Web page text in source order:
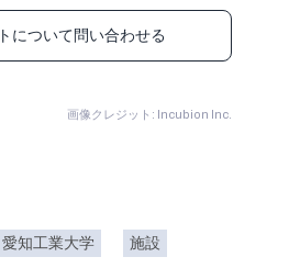
について問い合わせる
画像クレジット: Incubion Inc.
愛知工業大学 施設